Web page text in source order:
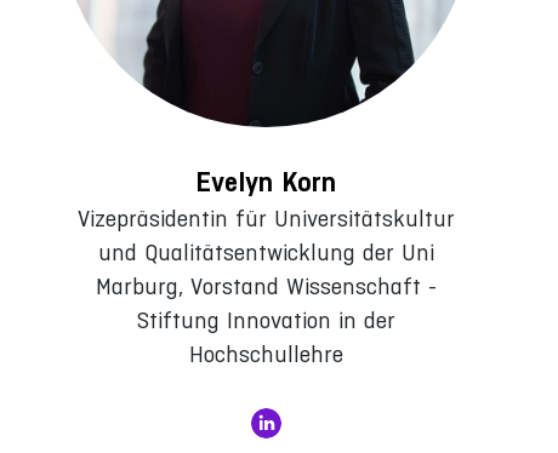
Evelyn Korn
Vizepräsidentin für Universitätskultur
und Qualitätsentwicklung der Uni
Marburg, Vorstand Wissenschaft -
Stiftung Innovation in der
Hochschullehre